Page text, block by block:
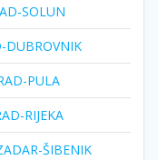
SOLUN
DUBROVNIK
PULA
RIJEKA
ŠIBENIK